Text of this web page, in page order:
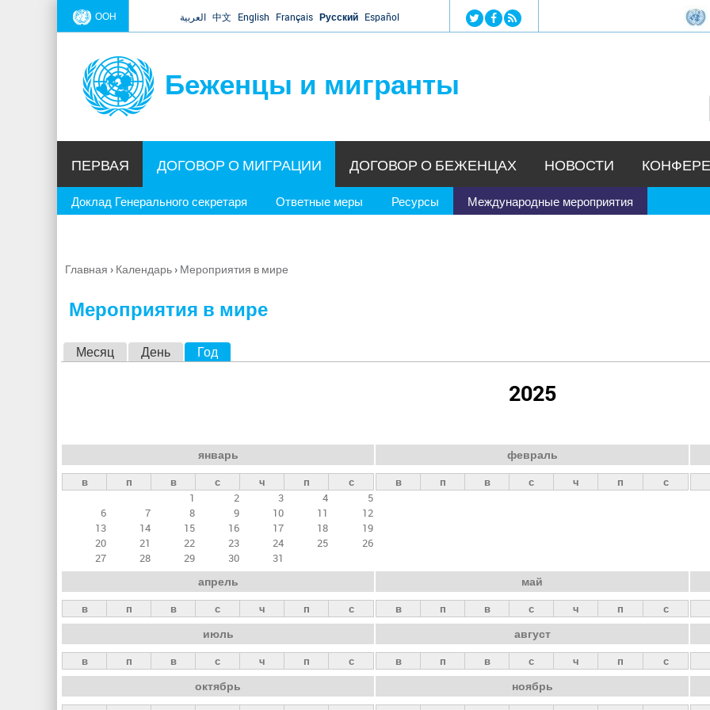
Jump to navigation
ООН العربية 中文 English Français Русский Español
Беженцы и мигранты
ПЕРВАЯ ДОГОВОР О МИГРАЦИИ
Доклад Генерального секретаря Ответные меры Ресурсы Международные мероприятия
ДОГОВОР О БЕЖЕНЦАХ НОВОСТИ
Вы
Главная › Календарь› Мероприятия в мире
Мероприятия в мире
н
ы
е
а
д
к
и
Месяц День Год
2025
январь
в п в с ч п
с
1
2 3 4
5
6
7 8 9 10 11
12
13
14 15 16 17 18
19
20
21 22 23 24 25
26
27
28 29 30 31
февраль
в п в с ч п с
апрель
в п в с ч п с
май
в п в с ч п с
июль
в п в с ч п с
август
в п в с ч п с
октябрь ноябрь